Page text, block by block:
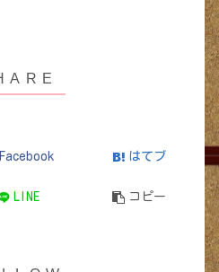
Facebook はてブ
LINE コピー